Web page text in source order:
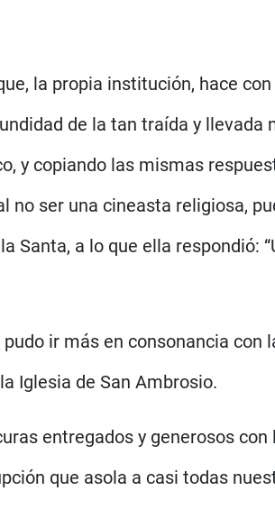
la propia institución, hace
de la tan traída y llevada
y copiando las mismas
no ser una cineasta religiosa,
Santa, a lo que ella respondió:
ir más en consonancia con
Iglesia de San Ambrosio.
entregados y generosos con
que asola a casi todas